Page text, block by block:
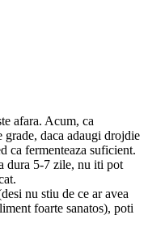
afara. Acum, ca
grade, daca adaugi drojdie
ca fermenteaza suficient.
dura 5-7 zile, nu iti pot
nu stiu de ce ar avea
foarte sanatos), poti